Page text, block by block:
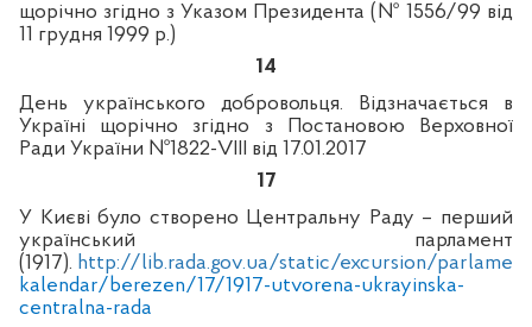
щорічно згідно з Указом Президента (№ 1556/99 від
11 грудня 1999 р.)
14
День українського добровольця. Відзначається в
Україні щорічно згідно з Постановою Верховної
Ради України №1822-VIII від 17.01.2017
17
У Києві було створено Центральну Раду – перший
український парламент
(1917). http://lib.rada.gov.ua/static/excursion/
kalendar/berezen/17/1917-utvorena-ukrayinska-
centralna-rada